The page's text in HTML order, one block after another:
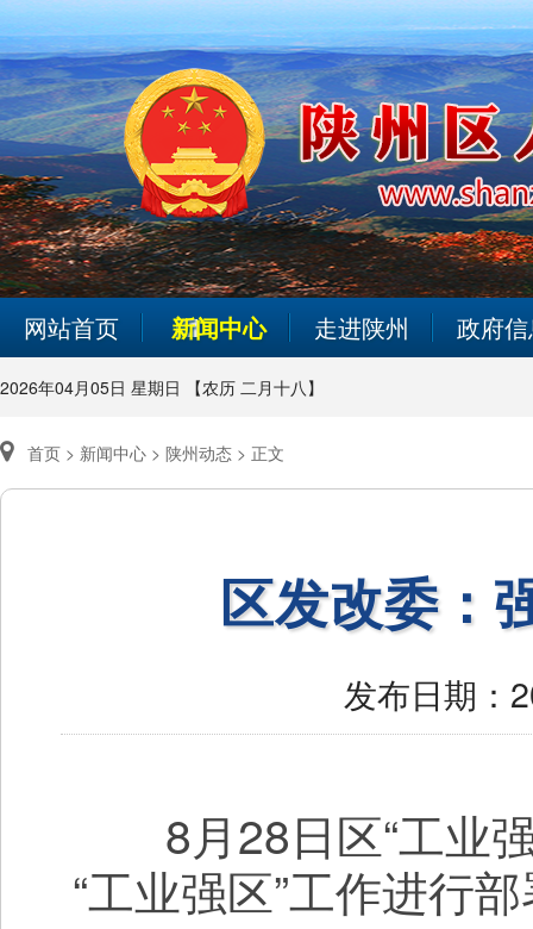
网站首页 新闻中心 走进陕州 政府
2026年04月05日 星期日 【农历 二月十八】
首页 > 新闻中心 > 陕州动态 > 正文
区发改委：
发布日期：
8月28日区“工业强
“工业强区”工作进行